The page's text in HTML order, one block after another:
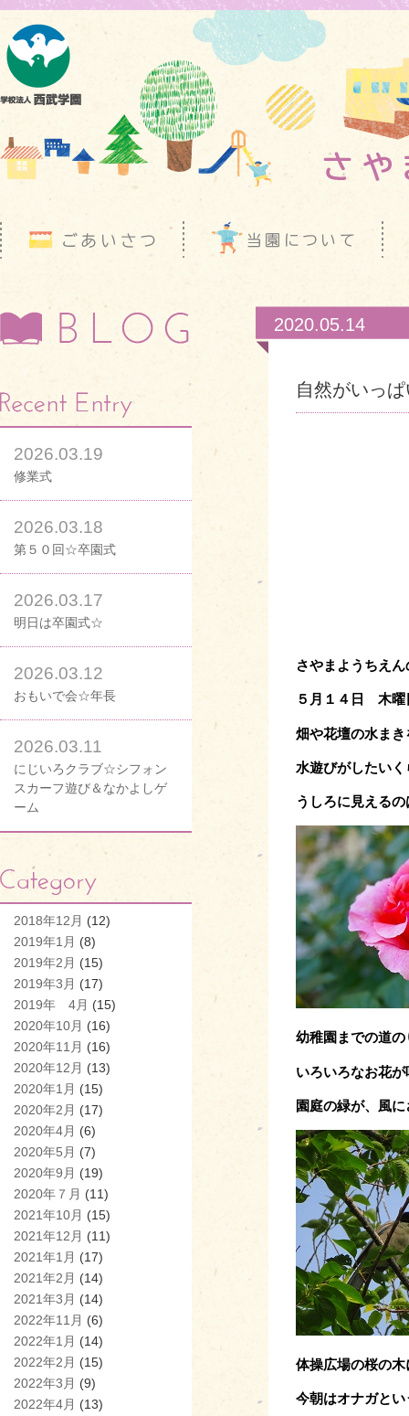
2026.03.19
修業式
2026.03.18
第５０回☆卒園式
2026.03.17
明日は卒園式☆
2026.03.12
おもいで会☆年長
2026.03.11
にじいろクラブ☆シフォン
スカーフ遊び＆なかよしゲ
ーム
2018年12月 (12)
2019年1月 (8)
2019年2月 (15)
2019年3月 (17)
2019年 4月 (15)
2020年10月 (16)
2020年11月 (16)
2020年12月 (13)
2020年1月 (15)
2020年2月 (17)
2020年4月 (6)
2020年5月 (7)
2020年9月 (19)
2020年７月 (11)
2021年10月 (15)
2021年12月 (11)
2021年1月 (17)
2021年2月 (14)
2021年3月 (14)
2022年11月 (6)
2022年1月 (14)
2022年2月 (15)
2022年3月 (9)
2022年4月 (13)
2020.05.14
自然がいっ
さやまようちえ
５月１４日 木
畑や花壇の水ま
水遊びがしたい
うしろに見える
幼稚園までの道
いろいろなお花
園庭の緑が、風
体操広場の桜の
今朝はオナガと